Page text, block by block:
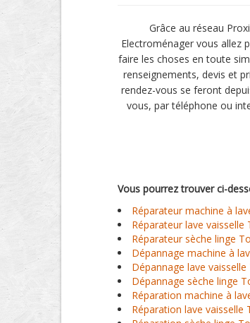
Grâce au réseau Proxi
Electroménager vous allez
faire les choses en toute
renseignements, devis et
rendez-vous se feront
vous, par téléphone ou
Vous pourrez trouver ci-
Réparateur machine à
Réparateur lave vaisselle
Réparateur sèche linge
Dépannage machine à
Dépannage lave
Dépannage sèche linge
Réparation machine à
Réparation lave vaisselle